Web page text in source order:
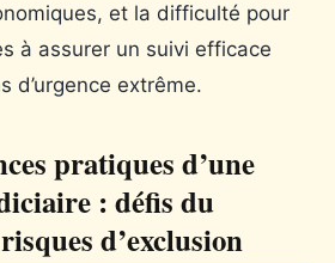
et la difficulté pour
à assurer un suivi efficace
d’urgence extrême.
pratiques d’une
: défis du
d’exclusion